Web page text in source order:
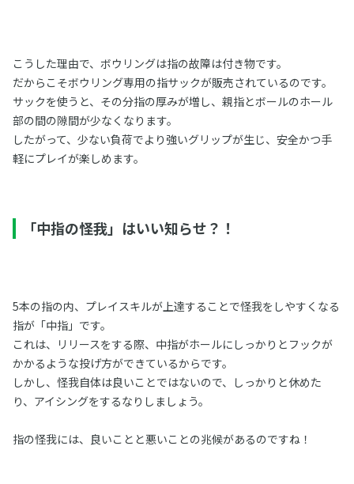
こうした理由で、ボウリングは指の故障は付き物です。
だからこそボウリング専用の指サックが販売されているのです。
サックを使うと、その分指の厚みが増し、親指とボールのホール
部の間の隙間が少なくなります。
したがって、少ない負荷でより強いグリップが生じ、安全かつ手
軽にプレイが楽しめます。
「中指の怪我」はいい知らせ？！
5本の指の内、プレイスキルが上達することで怪我をしやすくなる
指が「中指」です。
これは、リリースをする際、中指がホールにしっかりとフックが
かかるような投げ方ができているからです。
しかし、怪我自体は良いことではないので、しっかりと休めた
り、アイシングをするなりしましょう。
指の怪我には、良いことと悪いことの兆候があるのですね！